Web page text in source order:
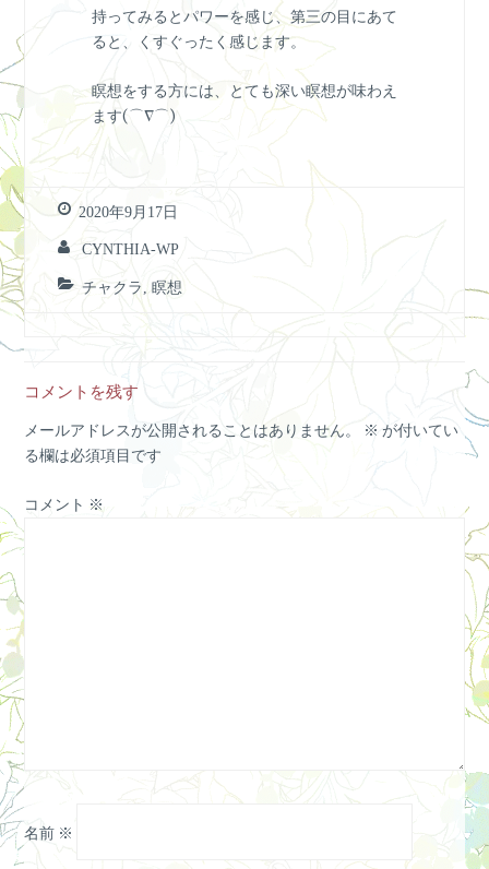
持ってみるとパワーを感じ、第三の目にあて
ると、くすぐったく感じます。
瞑想をする方には、とても深い瞑想が味わえ
ます(⌒∇⌒)
2020年9月17日
CYNTHIA-WP
チャクラ ,瞑想
コメントを残す
メールアドレスが公開されることはありません。 ※ が付いてい
る欄は必須項目です
コメント ※
名前 ※